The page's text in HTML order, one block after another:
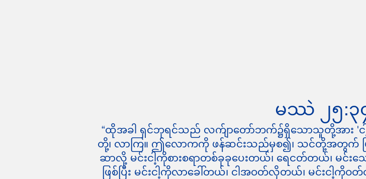
မဿဲ ၂၅:၃
“ထိုအခါ ရှင်ဘုရင်သည် လက်ျာတော်ဘက်၌ရှိသောသူတို့အား 'ငါ့
တို့၊ လာကြ။ ဤလောကကို ဖန်ဆင်းသည်မှစ၍၊ သင်တို့အတွက် ပ
ဆာလို့ မင်းငါ့ကိုစားစရာတစ်ခုခုပေးတယ်၊ ရေငတ်တယ်၊ မင်
ဖြစ်ပြီး မင်းငါ့ကိုလာခေါ်တယ်၊ ငါအဝတ်လိုတယ်၊ မင်းငါ့ကိုဝတ်